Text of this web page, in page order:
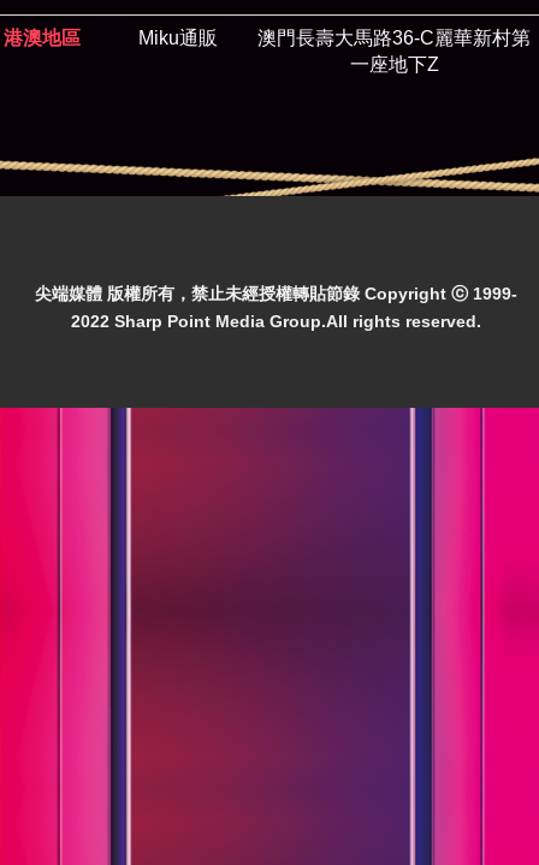
港澳地區 Miku通販
澳門長壽大馬路36-C麗華新村第
一座地下Z
尖端媒體 版權所有，禁止未經授權轉貼節錄 Copyright ⓒ 1999-
2022 Sharp Point Media Group.All rights reserved.